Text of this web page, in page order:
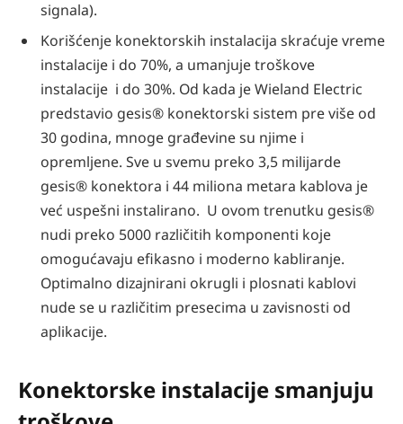
signala).
Korišćenje konektorskih instalacija skraćuje vreme
instalacije i do 70%, a umanjuje troškove
instalacije i do 30%. Od kada je Wieland Electric
predstavio gesis® konektorski sistem pre više od
30 godina, mnoge građevine su njime i
opremljene. Sve u svemu preko 3,5 milijarde
gesis® konektora i 44 miliona metara kablova je
već uspešni instalirano. U ovom trenutku gesis®
nudi preko 5000 različitih komponenti koje
omogućavaju efikasno i moderno kabliranje.
Optimalno dizajnirani okrugli i plosnati kablovi
nude se u različitim presecima u zavisnosti od
aplikacije.
Konektorske instalacije smanjuju